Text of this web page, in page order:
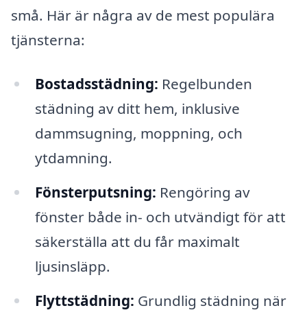
små. Här är några av de mest populära
tjänsterna:
Bostadsstädning: Regelbunden
städning av ditt hem, inklusive
dammsugning, moppning, och
ytdamning.
Fönsterputsning: Rengöring av
fönster både in- och utvändigt för att
säkerställa att du får maximalt
ljusinsläpp.
Flyttstädning: Grundlig städning när